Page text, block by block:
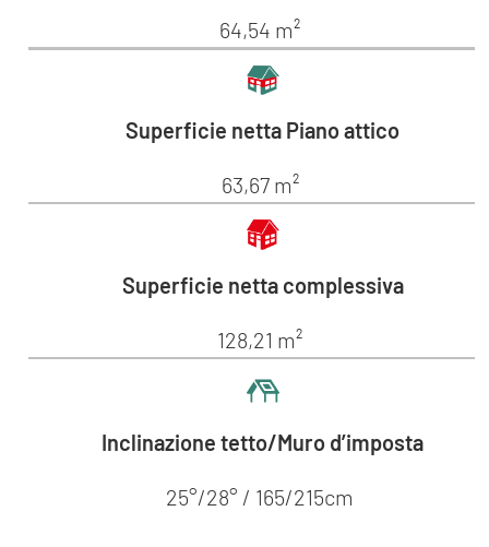
64,54 m²
Superficie netta Piano attico
63,67 m²
Superficie netta complessiva
128,21 m²
Inclinazione tetto/Muro d’imposta
25°/28° / 165/215cm